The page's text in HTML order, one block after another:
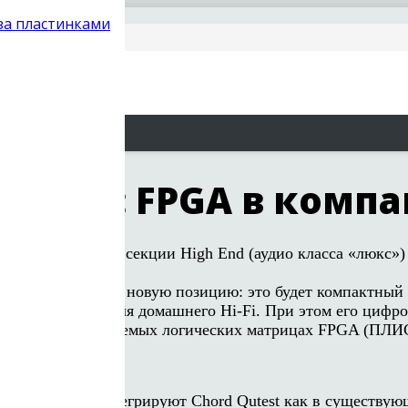
пластинками
FPGA в
новинкой секции High End (аудио класса
совершенно новую позицию: это будет
то есть для домашнего Hi-Fi. При этом его
на программируемых логических матрицах FPGA
удобно интегрируют Chord Qutest как в